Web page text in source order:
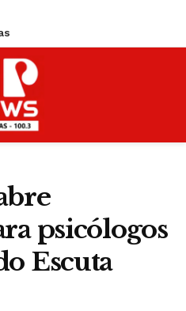
psicólogos
Escuta